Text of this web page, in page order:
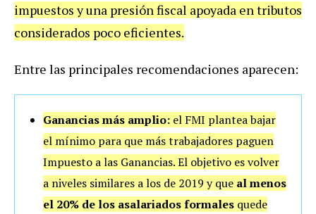
impuestos y una presión fiscal apoyada en tributos
considerados poco eficientes.
Entre las principales recomendaciones aparecen:
Ganancias más amplio: el FMI plantea bajar
el mínimo para que más trabajadores paguen
Impuesto a las Ganancias. El objetivo es volver
a niveles similares a los de 2019 y que al menos
el 20% de los asalariados formales quede